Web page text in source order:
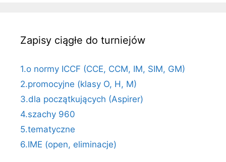
Zapisy ciągłe do turniejów
1.o normy ICCF (CCE, CCM, IM, SIM, GM)
2.promocyjne (klasy O, H, M)
3.dla początkujących (Aspirer)
4.szachy 960
5.tematyczne
6.IME (open, eliminacje)